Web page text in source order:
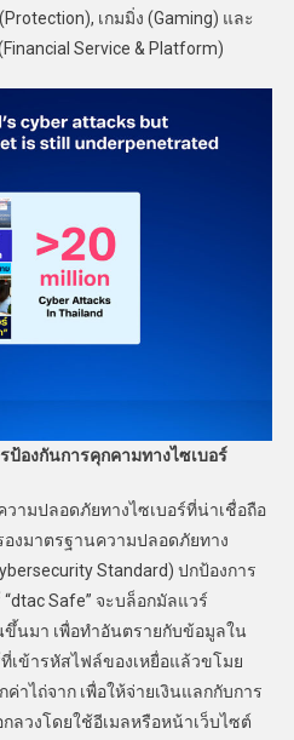
เกมมิ่ง (Gaming) และ
Service & Platform)
ป้องกันการคุกคามทางไซเบอร์
ปลอดภัยทางไซเบอร์ที่น่าเชื่อถือ
งมาตรฐานความปลอดภัยทาง
Standard) ปกป้องการ
Safe” จะบล็อกมัลแวร์
นมา เพื่อทำอันตรายกับข้อมูลใน
ข้ารหัสไฟล์ของเหยื่อแล้วขโมย
าไถ่จาก เพื่อให้จ่ายเงินแลกกับการ
วงโดยใช้อีเมลหรือหน้าเว็บไซต์